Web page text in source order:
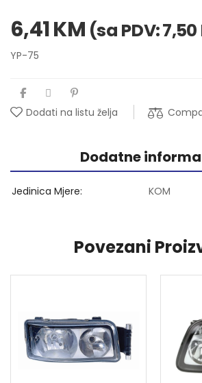
6,41KM (sa PDV:7,50
YP-75
Dodati na listu želja
Dodatne
Jedinica Mjere KOM
Povezani